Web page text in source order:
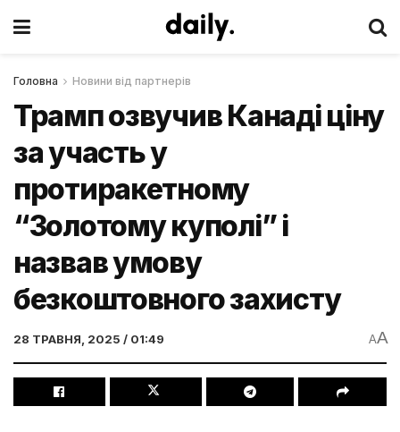
Головна Новини від партнерів
Трамп озвучив Канаді ціну
за участь у
протиракетному
“Золотому куполі” і
назвав умову
безкоштовного захисту
28 ТРАВНЯ, 2025 / 01:49 AA